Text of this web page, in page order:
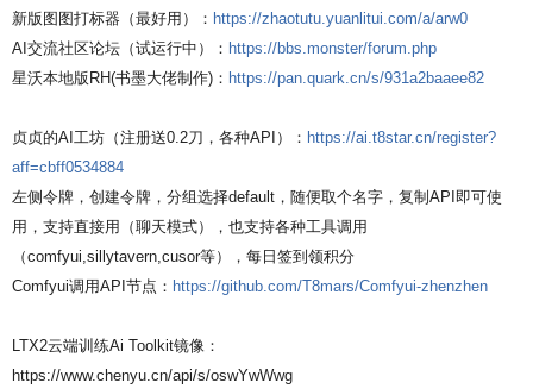
新版图图打标器（最好用）： https://zhaotutu.yuanlitui.com/a/arw0
AI交流社区论坛（试运行中）： https://bbs.monster/forum.php
星沃本地版RH(书墨大佬制作)： https://pan.quark.cn/s/931a2baaee82
贞贞的AI工坊（注册送0.2刀，各种API）： https://ai.t8star.cn/register?
aff=cbff0534884
左侧令牌，创建令牌，分组选择default，随便取个名字，复制API即可使
用，支持直接用（聊天模式），也支持各种工具调用
（comfyui,sillytavern,cusor等），每日签到领积分
Comfyui调用API节点： https://github.com/T8mars/Comfyui-zhenzhen
LTX2云端训练Ai Toolkit镜像：
https://www.chenyu.cn/api/s/oswYwWwg